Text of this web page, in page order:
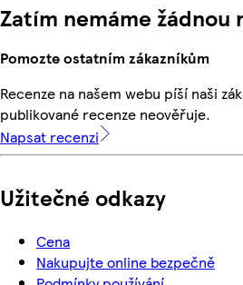
Zatím nemáme žádnou
Pomozte ostatním zákazníkům
Recenze na našem webu píší naši
publikované recenze neověřuje.
Napsat recenzi
Užitečné odkazy
Cena
Nakupujte online bezpečně